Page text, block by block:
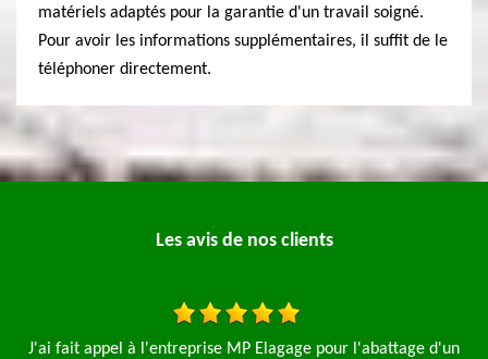
matériels adaptés pour la garantie d'un travail soigné.
Pour avoir les informations supplémentaires, il suffit de le
téléphoner directement.
Les avis de nos clients
d'un
J’ai fait appel à l’entreprise MP élagage pour la